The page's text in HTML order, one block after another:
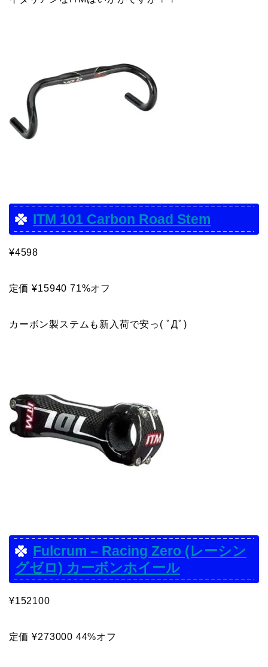
ITM 101 Carbon Road Stem
¥4598
定価 ¥15940 71%オフ
カーボン製ステムも新入荷で安っ( ﾟДﾟ)
Fulcrum – Racing Zero (レーシン
グゼロ) カーボンホイール
¥152100
定価 ¥273000 44%オフ